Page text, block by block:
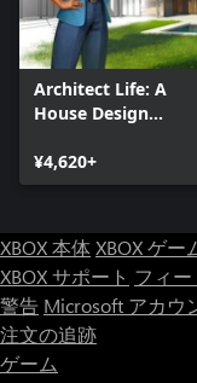
Architect Life: A
House Design
¥4,620+
XBOX 本体XBOX ゲー
XBOX サポート フィー
警告 Microsoft アカウ
注文の追跡
ゲーム